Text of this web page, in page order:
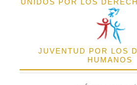
UNIDOS POR LOS
JUVENTUD POR LOS
HUMANOS